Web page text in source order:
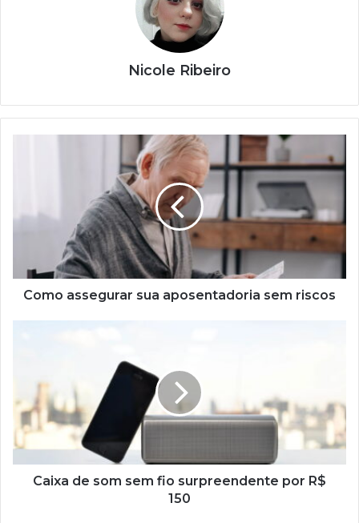
Nicole Ribeiro
Como assegurar sua aposentadoria sem riscos
surpreendente
por
R$
150
Caixa de som sem fio surpreendente por R$
150